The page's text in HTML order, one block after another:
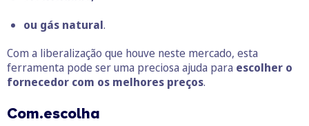
ou gás natural.
Com a liberalização que houve neste mercado, esta
ferramenta pode ser uma preciosa ajuda para escolher o
fornecedor com os melhores preços.
Com.escolha